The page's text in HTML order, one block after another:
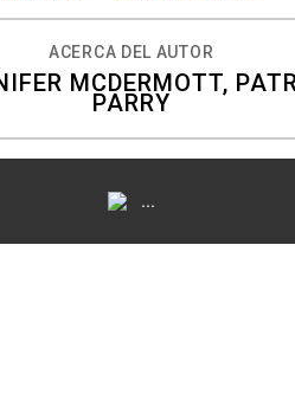
ACERCA DEL AUTOR
MCDERMOTT,
PARRY
...